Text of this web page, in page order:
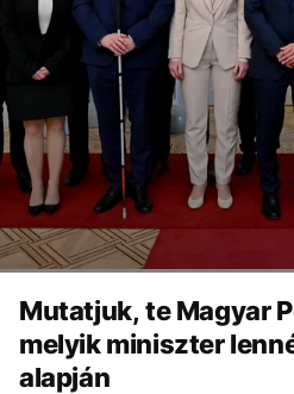
Mutatjuk, te Magyar
melyik miniszter
alapján